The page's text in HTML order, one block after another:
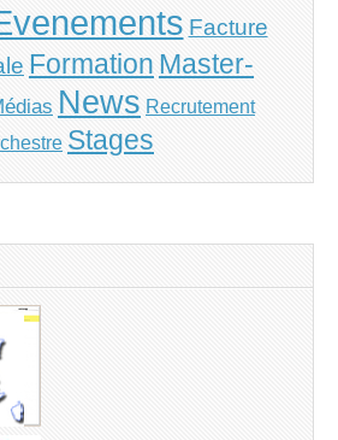
Facture
Formation Master-
News Recrutement
Stages